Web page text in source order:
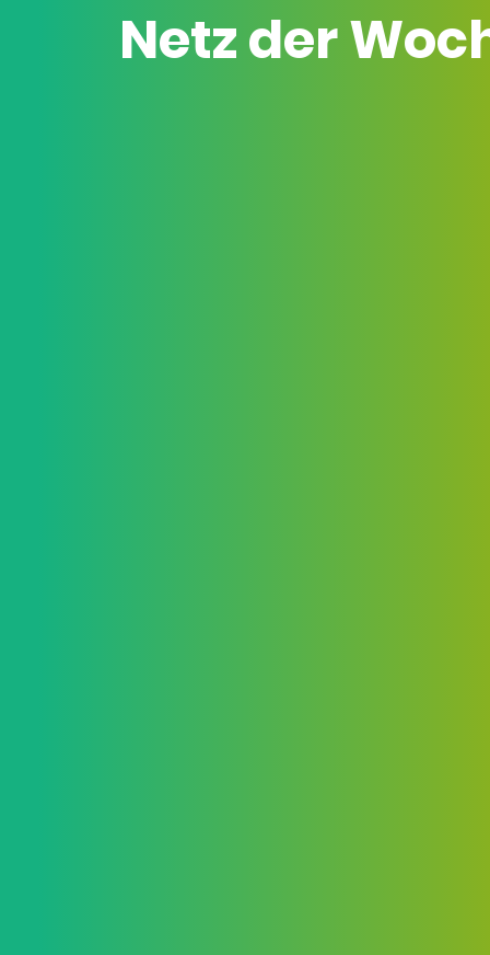
Netz der